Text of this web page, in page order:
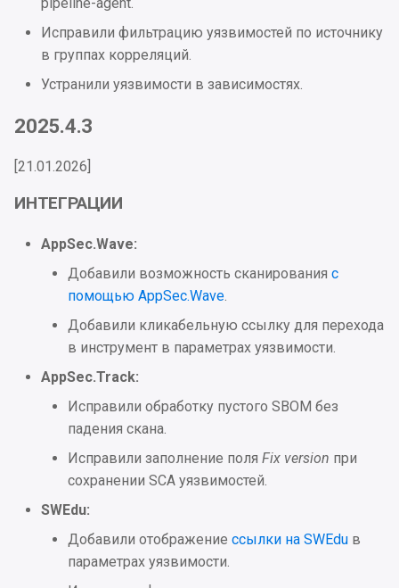
Исправления
2023.4.4
Интеграция
Улучшения
Исправления
Дистрибутив
Интеграция
Улучшения
Исправления
Проблемы безопасности
Интеграция
Исправили фильтрацию уязвимостей по источнику
в группах корреляций.
Устранили уязвимости в зависимостях.
2025.4.3
[21.01.2026]
ИНТЕГРАЦИИ
AppSec.Wave:
Добавили возможность сканирования с
помощью AppSec.Wave.
Добавили кликабельную ссылку для перехода
в инструмент в параметрах уязвимости.
AppSec.Track:
Исправили обработку пустого SBOM без
падения скана.
Исправили заполнение поля Fix version при
сохранении SCA уязвимостей.
SWEdu:
Добавили отображение ссылки на SWEdu в
параметрах уязвимости.